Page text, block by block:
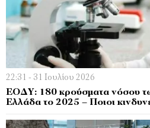
22:31 - 31 Ιουλίου 2026
ΕΟΔΥ: 180 κρούσματα νόσου
Ελλάδα το 2025 – Ποιοι